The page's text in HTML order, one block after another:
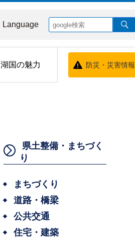
Language
湖国の魅力 防災・災害情報
県土整備・まちづく
り
まちづくり
道路・橋梁
公共交通
住宅・建築